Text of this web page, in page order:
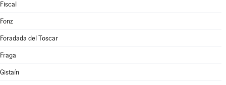
Fiscal
Fonz
Foradada del Toscar
Fraga
Gistaín